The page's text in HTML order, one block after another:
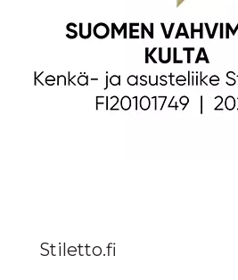
Stiletto.fi